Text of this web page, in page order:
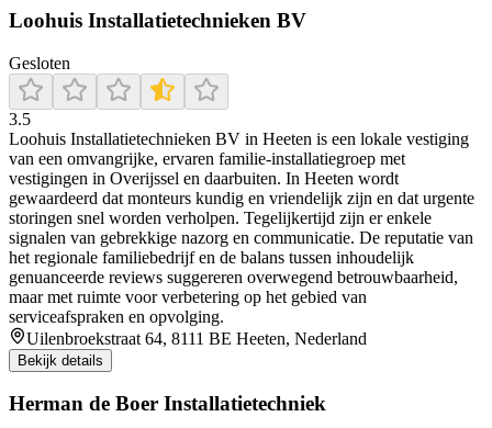
Loohuis Installatietechnieken BV
Gesloten
3.5
Loohuis Installatietechnieken BV in Heeten is een lokale vestiging
van een omvangrijke, ervaren familie-installatiegroep met
vestigingen in Overijssel en daarbuiten. In Heeten wordt
gewaardeerd dat monteurs kundig en vriendelijk zijn en dat urgente
storingen snel worden verholpen. Tegelijkertijd zijn er enkele
signalen van gebrekkige nazorg en communicatie. De reputatie van
het regionale familiebedrijf en de balans tussen inhoudelijk
genuanceerde reviews suggereren overwegend betrouwbaarheid,
maar met ruimte voor verbetering op het gebied van
serviceafspraken en opvolging.
Uilenbroekstraat 64, 8111 BE Heeten, Nederland
Bekijk details
Herman de Boer Installatietechniek